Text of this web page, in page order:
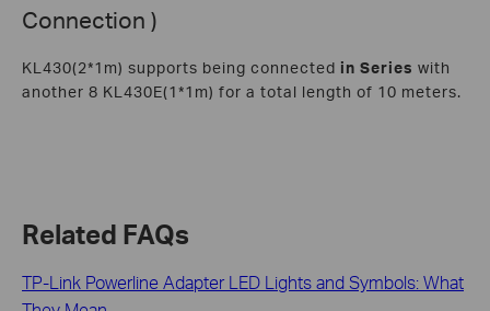
Connection )
KL430(2*1m) supports being connected in Series with
another 8 KL430E(1*1m) for a total length of 10 meters.
Related FAQs
TP-Link Powerline Adapter LED Lights and Symbols: What